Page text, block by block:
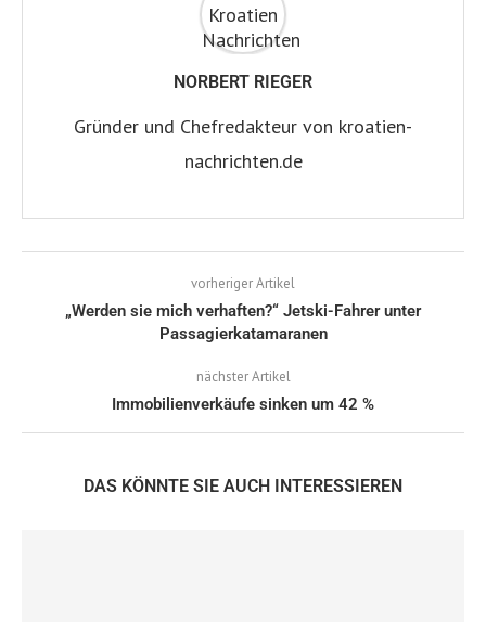
NORBERT RIEGER
Gründer und Chefredakteur von kroatien-
nachrichten.de
vorheriger Artikel
„Werden sie mich verhaften?“ Jetski-Fahrer unter
Passagierkatamaranen
nächster Artikel
Immobilienverkäufe sinken um 42 %
DAS KÖNNTE SIE AUCH INTERESSIEREN